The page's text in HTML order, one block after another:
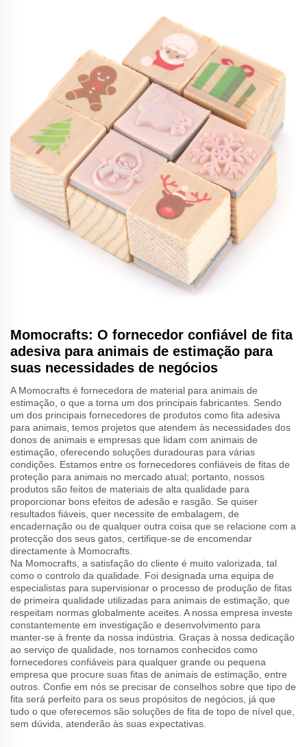
Momocrafts: O fornecedor confiável de fita
adesiva para animais de estimação para
suas necessidades de negócios
A Momocrafts é fornecedora de material para animais de
estimação, o que a torna um dos principais fabricantes. Sendo
um dos principais fornecedores de produtos como fita adesiva
para animais, temos projetos que atendem às necessidades dos
donos de animais e empresas que lidam com animais de
estimação, oferecendo soluções duradouras para várias
condições. Estamos entre os fornecedores confiáveis de fitas de
proteção para animais no mercado atual; portanto, nossos
produtos são feitos de materiais de alta qualidade para
proporcionar bons efeitos de adesão e rasgão. Se quiser
resultados fiáveis, quer necessite de embalagem, de
encadernação ou de qualquer outra coisa que se relacione com a
protecção dos seus gatos, certifique-se de encomendar
directamente à Momocrafts.
Na Momocrafts, a satisfação do cliente é muito valorizada, tal
como o controlo da qualidade. Foi designada uma equipa de
especialistas para supervisionar o processo de produção de fitas
de primeira qualidade utilizadas para animais de estimação, que
respeitam normas globalmente aceites. A nossa empresa investe
constantemente em investigação e desenvolvimento para
manter-se à frente da nossa indústria. Graças à nossa dedicação
ao serviço de qualidade, nos tornamos conhecidos como
fornecedores confiáveis para qualquer grande ou pequena
empresa que procure suas fitas de animais de estimação, entre
outros. Confie em nós se precisar de conselhos sobre que tipo de
fita será perfeito para os seus propósitos de negócios, já que
tudo o que oferecemos são soluções de fita de topo de nível que,
sem dúvida, atenderão às suas expectativas.